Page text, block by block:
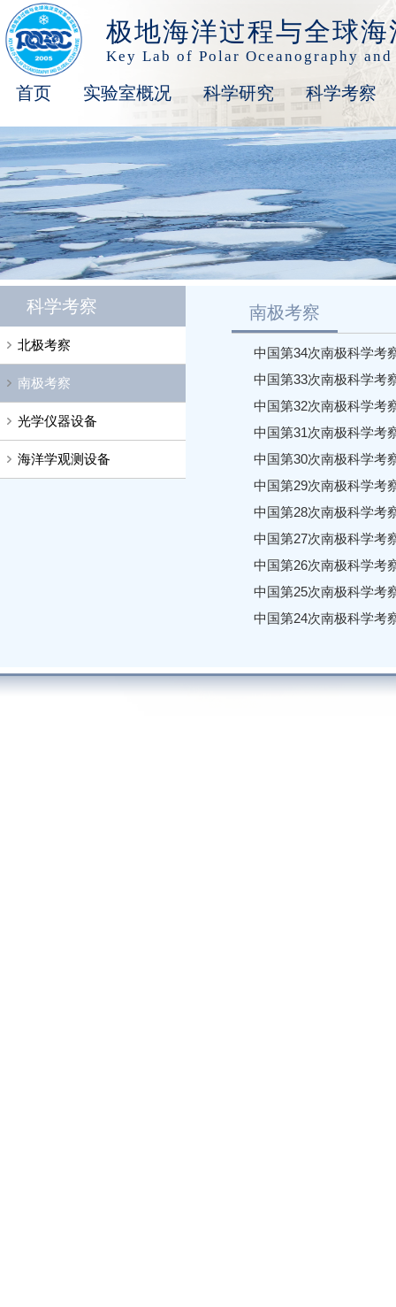
极地海洋过程与全球
Key Lab of Polar Oceanography
首页 实验室概况 科学研究 科学考察
科学考察
北极考察
南极考察
光学仪器设备
海洋学观测设备
南极考察
中国第34次南极科学考
中国第33次南极科学考
中国第32次南极科学考
中国第31次南极科学考
中国第30次南极科学考
中国第29次南极科学考
中国第28次南极科学考
中国第27次南极科学考
中国第26次南极科学考
中国第25次南极科学考
中国第24次南极科学考